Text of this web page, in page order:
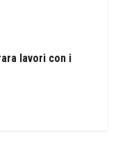
lavori con i